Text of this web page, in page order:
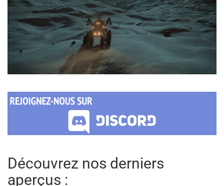
Découvrez nos derniers
aperçus :